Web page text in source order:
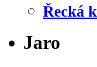
Řecká
Jaro